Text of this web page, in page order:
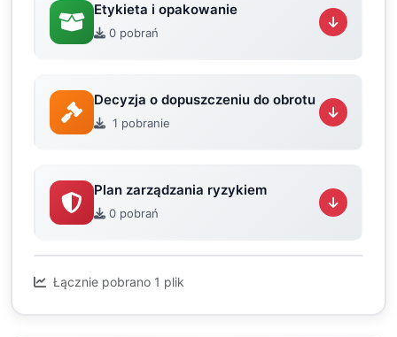
Etykieta i opakowanie
0 pobrań
Decyzja o dopuszczeniu do obrotu
1 pobranie
Plan zarządzania ryzykiem
0 pobrań
Łącznie pobrano 1 plik